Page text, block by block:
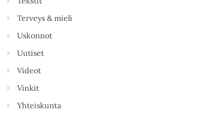
Terveys & mieli
Uskonnot
Uutiset
Videot
Vinkit
Yhteiskunta